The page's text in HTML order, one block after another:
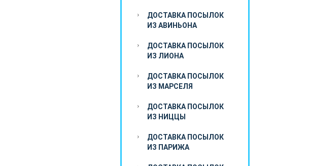
ДОСТАВКА ПОСЫЛОК
ИЗ АВИНЬОНА
ДОСТАВКА ПОСЫЛОК
ИЗ ЛИОНА
ДОСТАВКА ПОСЫЛОК
ИЗ МАРСЕЛЯ
ДОСТАВКА ПОСЫЛОК
ИЗ НИЦЦЫ
ДОСТАВКА ПОСЫЛОК
ИЗ ПАРИЖА